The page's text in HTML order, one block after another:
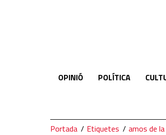
OPINIÓ POLÍTICA
Portada Etiquetes amos de